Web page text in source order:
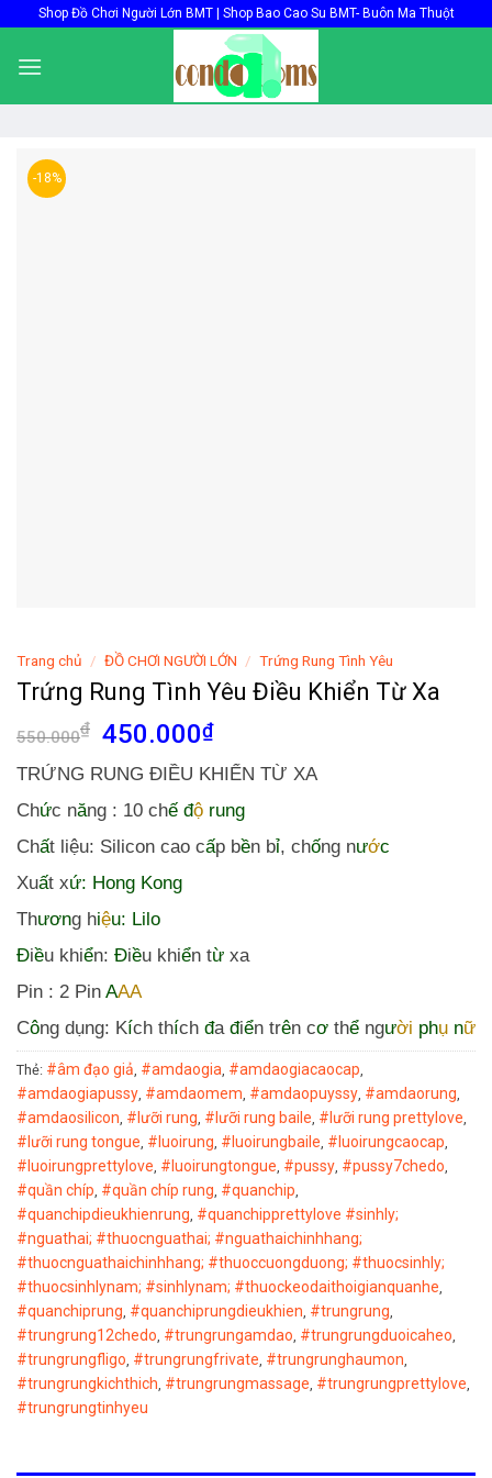
content
Shop Đồ Chơi Người Lớn BMT | Shop Bao Cao Su BMT- Buôn Ma Thuột
-18%
Trang chủ / ĐỒ CHƠI NGƯỜI LỚN / Trứng Rung Tình Yêu
Trứng Rung Tình Yêu Điều Khiển Từ Xa
550.000₫
Giá
gốc
là:
550.000₫.
450.000₫Giá
hiện
tại
là:
450.000₫.
TRỨNG RUNG ĐIỀU KHIỂN TỪ XA
Chức năng : 10 chế độ rung
Chất liệu: Silicon cao cấp bền bỉ, chống nước
Xuất xứ: Hong Kong
Thương hiệu: Lilo
Điều khiển: Điều khiển từ xa
Pin : 2 Pin AAA
Công dụng: Kích thích đa điển trên cơ thể người phụ nữ
Thẻ: #âm đạo giả #amdaogia #amdaogiacaocap
#amdaogiapussy #amdaomem #amdaopuyssy #amdaorung
#amdaosilicon #lưỡi rung #lưỡi rung baile #lưỡi rung prettylove
#lưỡi rung tongue #luoirung #luoirungbaile #luoirungcaocap
#luoirungprettylove #luoirungtongue #pussy #pussy7chedo
#quần chíp #quần chíp rung #quanchip
#quanchipdieukhienrung #quanchipprettylove #sinhly;
#nguathai; #thuocnguathai; #nguathaichinhhang;
#thuocnguathaichinhhang; #thuoccuongduong; #thuocsinhly;
#thuocsinhlynam; #sinhlynam; #thuockeodaithoigianquanhe
#quanchiprung #quanchiprungdieukhien #trungrung
#trungrung12chedo #trungrungamdao #trungrungduoicaheo
#trungrungfligo #trungrungfrivate #trungrunghaumon
#trungrungkichthich #trungrungmassage #trungrungprettylove
#trungrungtinhyeu